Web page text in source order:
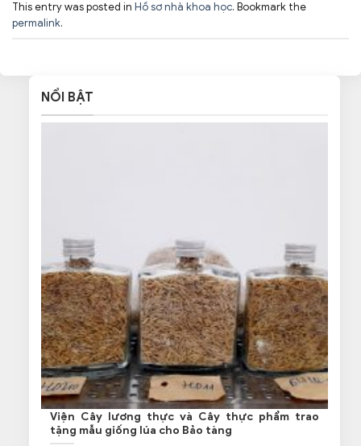
This entry was posted in Hồ sơ nhà khoa học. Bookmark the
permalink.
NỔI BẬT
Viện Cây lương thực và Cây thực phẩm trao
tặng mẫu giống lúa cho Bảo tàng